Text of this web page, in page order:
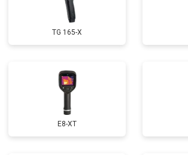
TG 165-X
E8-XT